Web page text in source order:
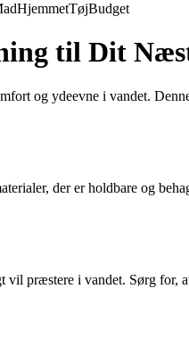
HjemmetTøjBudget
til Dit
og ydeevne i vandet.
der er holdbare og
vil præstere i vandet. Sørg